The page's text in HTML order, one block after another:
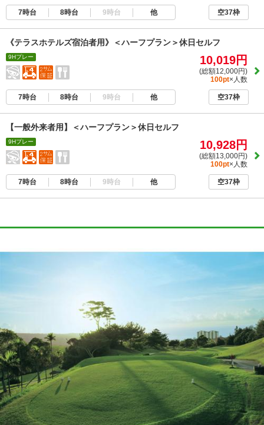
7時台 8時台 9時台 他 空37枠
《テラスホテルズ宿泊者用》＜ハーフプラン＞休日セルフ
9Hプレー 10,019円
(総額12,000円)
100pt×人数
7時台 8時台 9時台 他 空37枠
【一般外来者用】＜ハーフプラン＞休日セルフ
9Hプレー 10,928円
(総額13,000円)
100pt×人数
7時台 8時台 9時台 他 空37枠